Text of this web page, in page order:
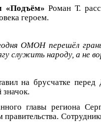
«Подъём» Роман Т.
героем.
ОМОН перешёл
служить народу, а не
на брусчатке перед
значок.
главы региона